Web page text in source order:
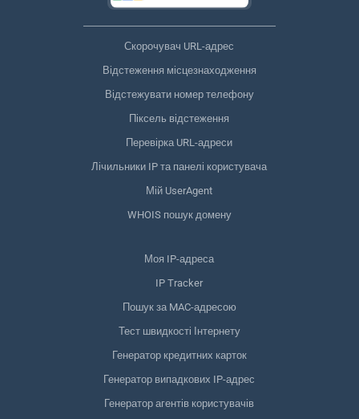
Скорочувач URL-адрес
Відстеження місцезнаходження
Відстежувати номер телефону
Піксель відстеження
Перевірка URL-адреси
Лічильники IP та панелі користувача
Мій UserAgent
WHOIS пошук домену
Моя IP-адреса
IP Tracker
Пошук за MAC-адресою
Тест швидкості Інтернету
Генератор кредитних карток
Генератор випадкових IP-адрес
Генератор агентів користувачів